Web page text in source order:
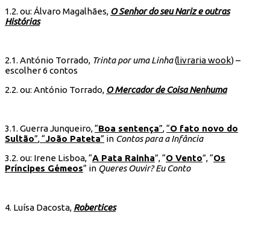
1.2. ou: Álvaro Magalhães, O Senhor do seu Nariz e outras
Histórias
2.1. António Torrado, Trinta por uma Linha(livraria wook) –
escolher 6 contos
2.2. ou: António Torrado, O Mercador de Coisa Nenhuma
3.1. Guerra Junqueiro,“Boa sentença”,“O fato novo do
Sultão”,“João Pateta” in Contos para a Infância
3.2. ou: Irene Lisboa, “A Pata Rainha”, “O Vento”, “Os
Príncipes Gémeos” in Queres Ouvir? Eu Conto
4. Luísa Dacosta, Robertices